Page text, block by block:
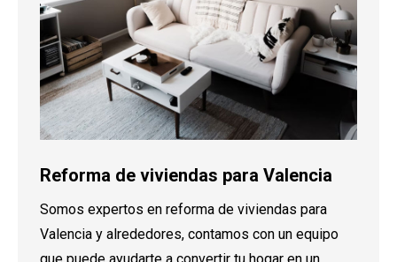
Reforma de viviendas para Valencia
Somos expertos en reforma de viviendas para
Valencia y alrededores, contamos con un equipo